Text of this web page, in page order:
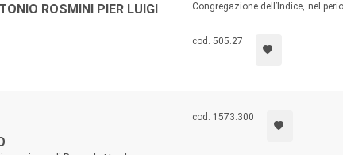
ROSMINI PIER LUIGI
Congregazione dell’Indice, nel
degni di censura. Il vasto e
un quadro molto articolato della
reazione nei confronti delle forze
cod. 505.27
cod. 1573.300